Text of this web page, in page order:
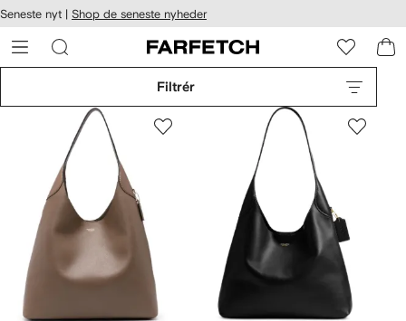
til
Seneste nyt | Shop de seneste nyheder
Filtrér